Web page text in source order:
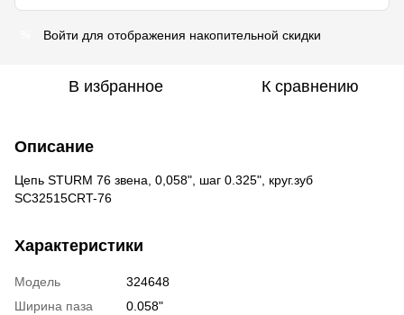
Войти для отображения накопительной скидки
В избранное К сравнению
Описание
Цепь STURM 76 звена, 0,058", шаг 0.325", круг.зуб
SC32515CRT-76
Характеристики
Модель
324648
Ширина паза
0.058"